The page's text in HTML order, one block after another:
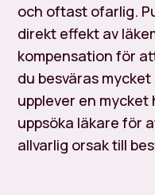
och oftast ofarlig.
direkt effekt av
kompensation för
du besväras
upplever en mycket
uppsöka läkare för
allvarlig orsak till